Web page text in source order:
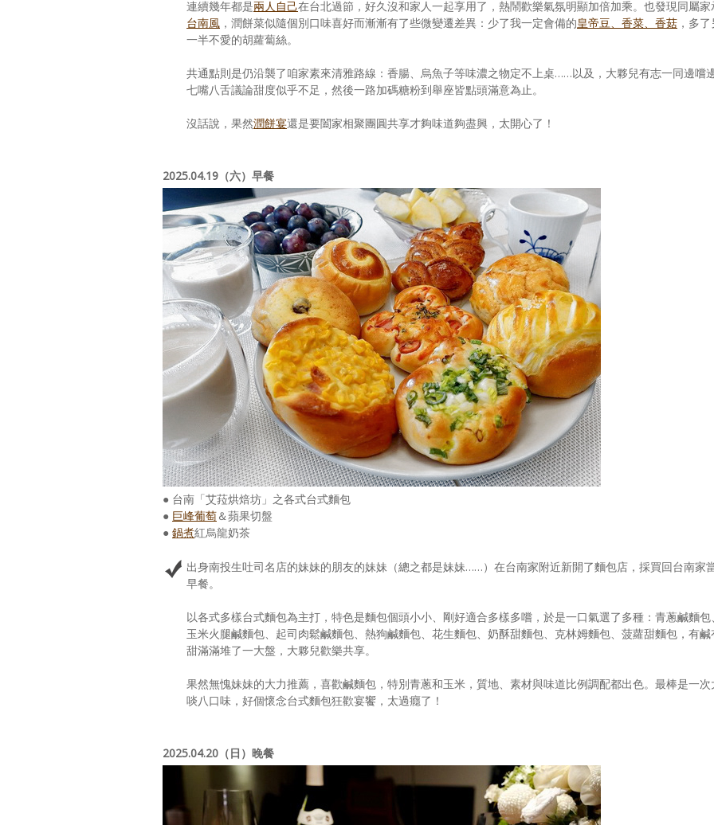
連續幾年都是兩人自己在台北過節，好久沒和家人一起享用了，熱鬧歡樂氣氛明顯加倍加乘。也發現同屬家
台南風 ，潤餅菜似隨個別口味喜好而漸漸有了些微變遷差異：少了我一定會備的皇帝豆、香菜、香菇 ，多
一半不愛的胡蘿蔔絲。
共通點則是仍沿襲了咱家素來清雅路線：香腸、烏魚子等味濃之物定不上桌……以及，大夥兒有志一同邊嚐
七嘴八舌議論甜度似乎不足，然後一路加碼糖粉到舉座皆點頭滿意為止。
沒話說，果然潤餅宴還是要闔家相聚團圓共享才夠味道夠盡興，太開心了！
2025.04.19（六）早餐
● 台南「艾菈烘焙坊」之各式台式麵包
● 巨峰葡萄＆蘋果切盤
● 鍋煮紅烏龍奶茶
出身南投生吐司名店的妹妹的朋友的妹妹（總之都是妹妹……）在台南家附近新開了麵包店，採買回台南家
早餐。
以各式多樣台式麵包為主打，特色是麵包個頭小小、剛好適合多樣多嚐，於是一口氣選了多種：青蔥鹹麵包
玉米火腿鹹麵包、起司肉鬆鹹麵包、熱狗鹹麵包、花生麵包、奶酥甜麵包、克林姆麵包、菠蘿甜麵包，有鹹
甜滿滿堆了一大盤，大夥兒歡樂共享。
果然無愧妹妹的大力推薦，喜歡鹹麵包，特別青蔥和玉米，質地、素材與味道比例調配都出色。最棒是一次
啖八口味，好個懷念台式麵包狂歡宴饗，太過癮了！
2025.04.20（日）晚餐